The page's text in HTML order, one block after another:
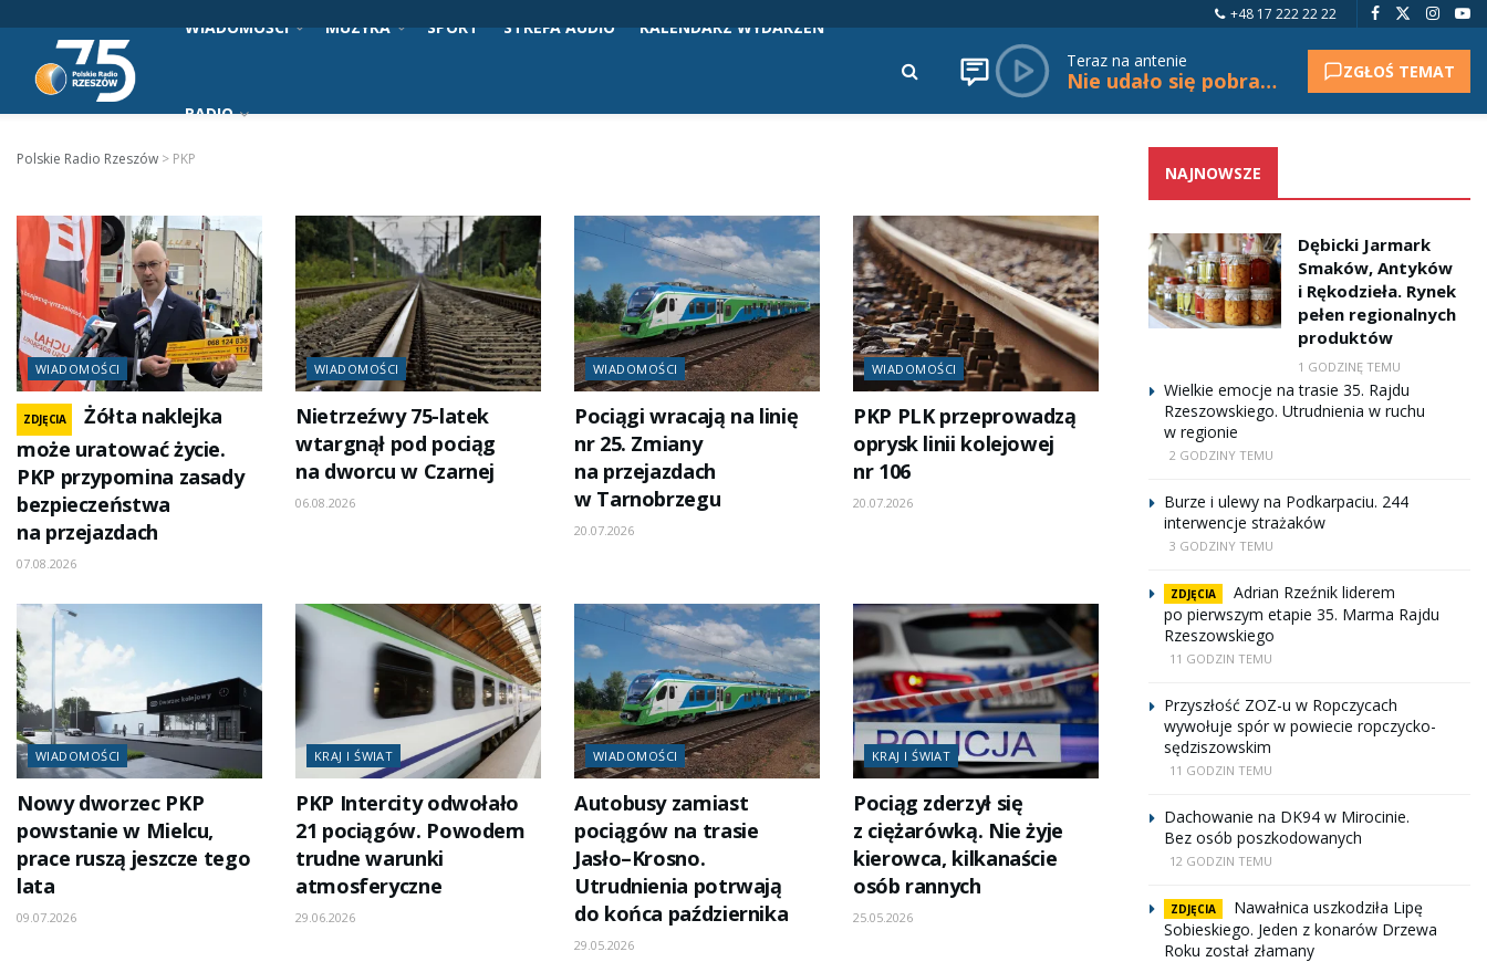
+48 17 222 22 22
WIADOMOŚCI MUZYKA SPORT STREFA AUDIO KALENDARZ WYDARZEŃ
RADIO
Teraz na antenie
Nie udało się pobrać tytułu. ZGŁOŚ TEMAT
Polskie Radio Rzeszów > PKP
WIADOMOŚCI
ZDJĘCIA
Żółta naklejka
może uratować życie.
PKP przypomina zasady
bezpieczeństwa
na przejazdach
07.08.2026
WIADOMOŚCI
Nietrzeźwy 75-latek
wtargnął pod pociąg
na dworcu w Czarnej
06.08.2026
WIADOMOŚCI
Pociągi wracają na linię
nr 25. Zmiany
na przejazdach
w Tarnobrzegu
20.07.2026
WIADOMOŚCI
PKP PLK przeprowadzą
oprysk linii kolejowej
nr 106
20.07.2026
WIADOMOŚCI
Nowy dworzec PKP
powstanie w Mielcu,
prace ruszą jeszcze tego
lata
09.07.2026
KRAJ I ŚWIAT
PKP Intercity odwołało
21 pociągów. Powodem
trudne warunki
atmosferyczne
29.06.2026
WIADOMOŚCI
Autobusy zamiast
pociągów na trasie
Jasło–Krosno.
Utrudnienia potrwają
do końca października
29.05.2026
KRAJ I ŚWIAT
Pociąg zderzył się
z ciężarówką. Nie żyje
kierowca, kilkanaście
osób rannych
25.05.2026
NAJNOWSZE
Dębicki Jarmark
Smaków, Antyków
i Rękodzieła. Rynek
pełen regionalnych
produktów
1 GODZINĘ TEMU
Wielkie emocje na trasie 35. Rajdu
Rzeszowskiego. Utrudnienia w ruchu
w regionie
2 GODZINY TEMU
Burze i ulewy na Podkarpaciu. 244
interwencje strażaków
3 GODZINY TEMU
ZDJĘCIA
Adrian Rzeźnik liderem
po pierwszym etapie 35. Marma Rajdu
Rzeszowskiego
11 GODZIN TEMU
Przyszłość ZOZ-u w Ropczycach
wywołuje spór w powiecie ropczycko-
sędziszowskim
11 GODZIN TEMU
Dachowanie na DK94 w Mirocinie.
Bez osób poszkodowanych
12 GODZIN TEMU
ZDJĘCIA
Nawałnica uszkodziła Lipę
Sobieskiego. Jeden z konarów Drzewa
Roku został złamany